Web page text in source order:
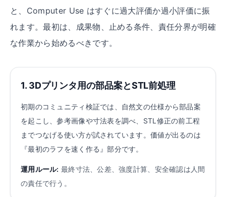
と、Computer Use はすぐに過大評価か過小評価に振
れます。最初は、成果物、止める条件、責任分界が明確
な作業から始めるべきです。
1. 3Dプリンタ用の部品案とSTL前処理
初期のコミュニティ検証では、自然文の仕様から部品案
を起こし、参考画像や寸法表を調べ、STL修正の前工程
までつなげる使い方が試されています。価値が出るのは
『最初のラフを速く作る』部分です。
運用ルール: 最終寸法、公差、強度計算、安全確認は人間
の責任で行う。